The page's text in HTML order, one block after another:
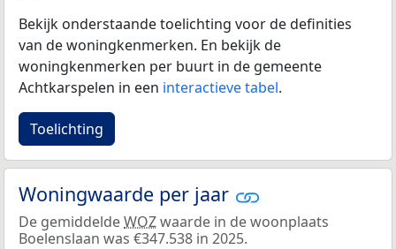
Bekijk onderstaande toelichting voor de definities
van de woningkenmerken. En bekijk de
woningkenmerken per buurt in de gemeente
Achtkarspelen in een interactieve tabel.
Toelichting
Woningwaarde per jaar
De gemiddeldeWOZwaarde in de woonplaats
Boelenslaan was €347.538 in 2025.